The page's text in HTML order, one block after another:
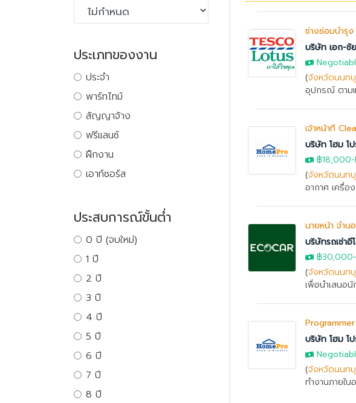
ช่างซ่อมบำรุ
บริษัท เอก-ชั
(จังหวัดนนท
อุปกรณ์ ตาม
เจ้าหน้าที่
บริษัท โฮม โ
฿18,000-
(จังหวัดนนท
อากาศ เครื่อ
นายหน้า จำน
บริษัทรถเช่าอี
฿30,000
(จังหวัดนนท
เพื่อนำเสนอนั
บริษัท โฮม โ
(จังหวัดนนท
ทำงานภายใน
ประเภทของงาน
ประจำ
พาร์ทไทม์
สัญญาจ้าง
ฟรีแลนซ์
ฝึกงาน
เอาท์ซอร์ส
ประสบการณ์ขั้นต่ำ
0 ปี (จบใหม่)
1 ปี
2 ปี
3 ปี
4 ปี
5 ปี
6 ปี
7 ปี
8 ปี